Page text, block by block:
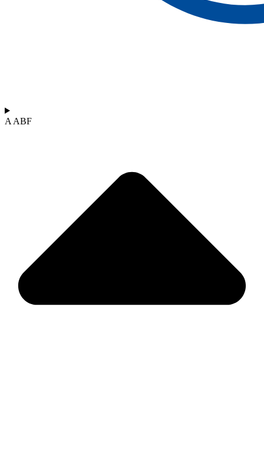
A ABF